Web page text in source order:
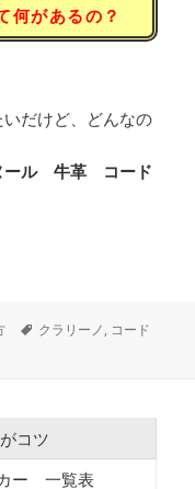
何があるの？
だけど、どんなの
ール 牛革 コード
類 クラリーノ 牛革 コ
タ
クラリーノ, コード
コツ
ー 一覧表